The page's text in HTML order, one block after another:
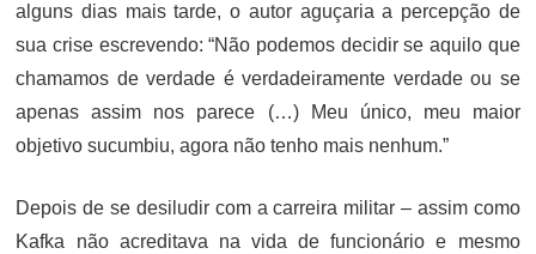
alguns dias mais tarde, o autor aguçaria a percepção de
sua crise escrevendo: “Não podemos decidir se aquilo que
chamamos de verdade é verdadeiramente verdade ou se
apenas assim nos parece (…) Meu único, meu maior
objetivo sucumbiu, agora não tenho mais nenhum.”
Depois de se desiludir com a carreira militar – assim como
Kafka não acreditava na vida de funcionário e mesmo